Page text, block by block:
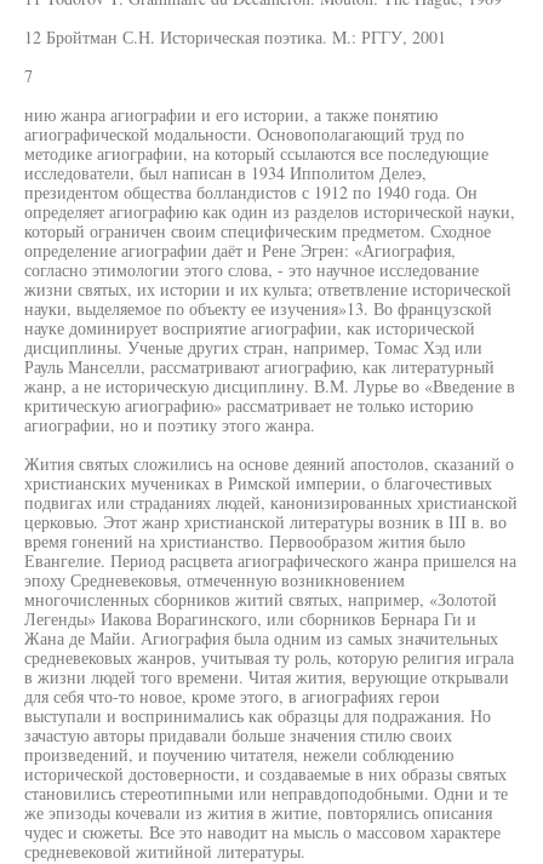
12 Бройтман С.Н. Историческая поэтика. M.: РГГУ, 2001
7
нию жанра агиографии и его истории, а также понятию
агиографической модальности. Основополагающий труд по
методике агиографии, на который ссылаются все последующие
исследователи, был написан в 1934 Ипполитом Делеэ,
президентом общества болландистов с 1912 по 1940 года. Он
определяет агиографию как один из разделов исторической науки,
который ограничен своим специфическим предметом. Сходное
определение агиографии даёт и Рене Эгрен: «Агиография,
согласно этимологии этого слова, - это научное исследование
жизни святых, их истории и их культа; ответвление исторической
науки, выделяемое по объекту ее изучения»13. Во французской
науке доминирует восприятие агиографии, как исторической
дисциплины. Ученые других стран, например, Томас Хэд или
Рауль Манселли, рассматривают агиографию, как литературный
жанр, а не историческую дисциплину. В.М. Лурье во «Введение в
критическую агиографию» рассматривает не только историю
агиографии, но и поэтику этого жанра.
Жития святых сложились на основе деяний апостолов, сказаний о
христианских мучениках в Римской империи, о благочестивых
подвигах или страданиях людей, канонизированных христианской
церковью. Этот жанр христианской литературы возник в III в. во
время гонений на христианство. Первообразом жития было
Евангелие. Период расцвета агиографического жанра пришелся на
эпоху Средневековья, отмеченную возникновением
многочисленных сборников житий святых, например, «Золотой
Легенды» Иакова Ворагинского, или сборников Бернара Ги и
Жана де Майи. Агиография была одним из самых значительных
средневековых жанров, учитывая ту роль, которую религия играла
в жизни людей того времени. Читая жития, верующие открывали
для себя что-то новое, кроме этого, в агиографиях герои
выступали и воспринимались как образцы для подражания. Но
зачастую авторы придавали больше значения стилю своих
произведений, и поучению читателя, нежели соблюдению
исторической достоверности, и создаваемые в них образы святых
становились стереотипными или неправдоподобными. Одни и те
же эпизоды кочевали из жития в житие, повторялись описания
чудес и сюжеты. Все это наводит на мысль о массовом характере
средневековой житийной литературы.